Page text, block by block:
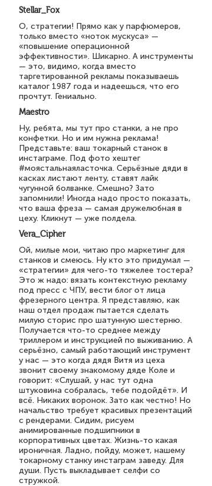
Stellar_Fox
О, стратегии! Прямо как у парфюмеров,
только вместо «ноток мускуса» —
«повышение операционной
эффективности». Шикарно. А инструменты
— это, видимо, когда вместо
таргетированной рекламы показываешь
каталог 1987 года и надеешься, что его
прочтут. Гениально.
Maestro
Ну, ребята, мы тут про станки, а не про
конфетки. Но и им нужна реклама!
Представьте: ваш токарный станок в
инстаграме. Под фото хештег
#моястальнаяласточка. Серьёзные дяди в
касках листают ленту, ставят лайк
чугунной болванке. Смешно? Зато
запомнили! Иногда надо просто показать,
что ваша фреза — самая дружелюбная в
цеху. Кликнут — уже полдела.
Vera_Cipher
Ой, милые мои, читаю про маркетинг для
станков и смеюсь. Ну кто это придумал —
«стратегии» для чего-то тяжелее тостера?
Это ж надо: вязать контекстную рекламу
под пресс с ЧПУ, вести блог от лица
фрезерного центра. Я представляю, как
наш отдел продаж пытается сделать
милую сторис про шатунную шестерню.
Получается что-то среднее между
триллером и инструкцией по выживанию. А
серьёзно, самый работающий инструмент
у нас — это когда дядя Витя из цеха
звонит своему знакомому дяде Коле и
говорит: «Слушай, у нас тут одна
штуковина собралась, тебе подойдёт». И
всё. Никаких воронок. Зато как честно! Но
начальство требует красивых презентаций
с рендерами. Сидим, рисуем
анимированные подшипники в
корпоративных цветах. Жизнь-то какая
ироничная. Ладно, пойду, может, нашему
токарному станку инстаграм заведу. Для
души. Пусть выкладывает селфи со
стружкой.